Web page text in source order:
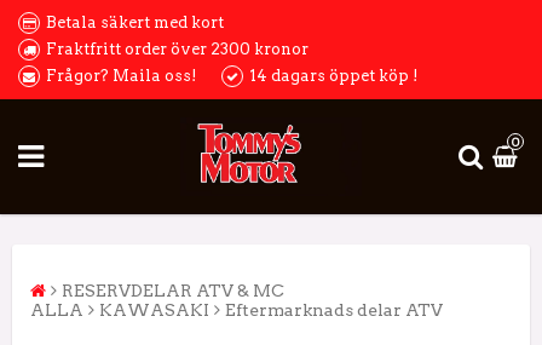
Betala säkert med kort
Fraktfritt order över 2300 kronor
Frågor? Maila oss!
14 dagars öppet köp !
0
RESERVDELAR ATV & MC
ALLA
KAWASAKI Eftermarknads delar ATV